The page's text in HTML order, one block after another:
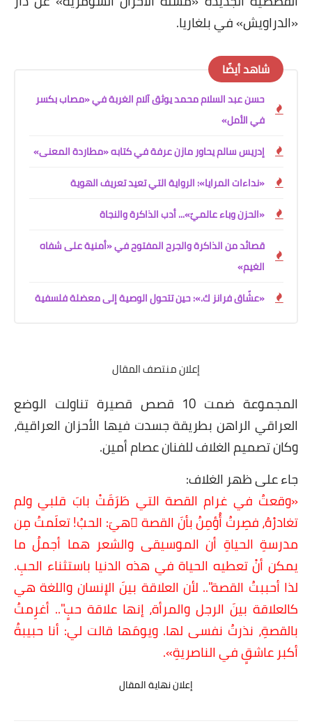
على مقام سبا
أعداد جريدة سبا
«الدراويش»في بلغاريا.
شاهد أيضًا
حسن عبد السلام محمد يوثق آلام الغربة في «مصاب بكسر
في الأمل»
إدريس سالم يحاور مازن عرفة في كتابه «مطاردة المعنى»
«نداءات المرايا»: الرواية التي تعيد تعريف الهوية
«الحزن وباء عالميّ»... أدب الذاكرة والنجاة
قصائد من الذاكرة والجرح المفتوح في «أمنية على شفاه
الغيم»
«عشّاق فرانز ك.»: حين تتحول الوصية إلى معضلة فلسفية
إعلان منتصف المقال
المجموعة ضمت 10 قصص قصيرة تناولت الوضع
العراقي الراهن بطريقة جسدت فيها الأحزان العراقية،
وكان تصميم الغلاف للفنان عصام أمين.
جاء على ظهر الغلاف:
«وقعتُ في غرام القصة التي طَرَقَتْ بابَ قلبي ولم
تغادرْهُ، فصِرتُ أُؤمِنُ بأنَ القصة َهيَ: الحبُ! تعلَمتُ مِن
مدرسةِ الحياةِ أن الموسيقى والشعر هما أجملُ ما
يمكن أنْ تعطيه الحياة في هذه الدنيا باستثناء الحبِ.
لذا أحببتُ القصة".. لأن العلاقة بينَ الإنسان واللغة هي
كالعلاقة بينَ الرجل والمرأة، إنها علاقة حبٍ".. أغرِمتُ
بالقصةِ، نذرتُ نفسى لها. ويومَها قالت لي: أنا حبيبةُ
أكبر عاشقٍ في الناصريةِ»
.
إعلان نهاية المقال